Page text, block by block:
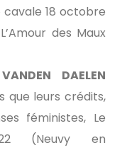
cavale 18 octobre
des Maux
DAELEN
que leurs crédits,
féministes, Le
(Neuvy en